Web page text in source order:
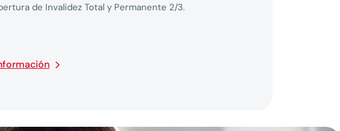
de Invalidez Total y Permanente 2/3.